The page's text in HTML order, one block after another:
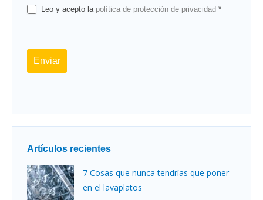
Leo y acepto la política de protección de privacidad *
Enviar
Artículos recientes
7 Cosas que nunca tendrías que poner
en el lavaplatos